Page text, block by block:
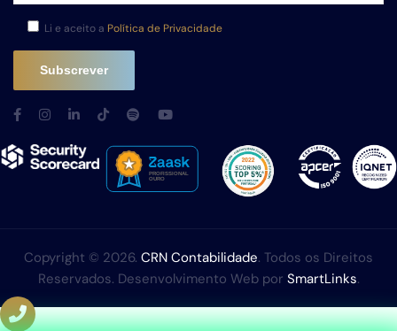
Li e aceito a Política de Privacidade
Copyright © 2026. CRN Contabilidade. Todos os Direitos
Reservados. Desenvolvimento Web por SmartLinks.